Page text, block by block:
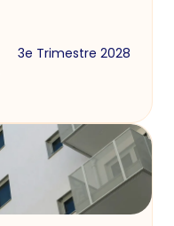
3e Trimestre 2028